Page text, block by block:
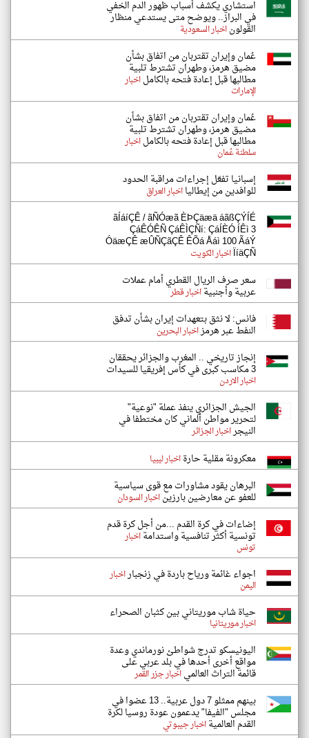
استشاري يكشف أسباب ظهور الدم الخفي
في البراز.. ويوضح متى يستدعي منظار
القولوناخبار السعودية
عُمان وإيران تقتربان من اتفاق بشأن
مضيق هرمز، وطهران تشترط تلبية
مطالبها قبل إعادة فتحه بالكاملاخبار
الإمارات
عُمان وإيران تقتربان من اتفاق بشأن
مضيق هرمز، وطهران تشترط تلبية
مطالبها قبل إعادة فتحه بالكاملاخبار
سلطنة عُمان
إسبانيا تفعّل إجراءات مراقبة الحدود
للوافدين من إيطاليااخبار العراق
ãÍáíÇÊ / ãÑÓæã ÈÞÇäæä áãßÇÝÍÉ
ÇáÊÓÊÑ ÇáÊÌÇÑí: ÇáÍÈÓ ÍÊì 3
ÓäæÇÊ æÛÑÇãÇÊ ÊÕá Åáì 100 ÃáÝ
ÏíäÇÑاخبار الكويت
سعر صرف الريال القطري أمام عملات
عربية وأجنبيةاخبار قطر
فانس: لا نثق بتعهدات إيران بشأن تدفق
النفط عبر هرمزاخبار البحرين
إنجاز تاريخي .. المغرب والجزائر يحققان
3 مكاسب كبرى في كأس إفريقيا للسيدات
اخبار الاردن
الجيش الجزائري ينفذ عملة "نوعية"
لتحرير مواطن ألماني كان مختطفا في
النيجراخبار الجزائر
معكرونة مقلية حارةاخبار ليبيا
البرهان يقود مشاورات مع قوى سياسية
للعفو عن معارضين بارزيناخبار السودان
إضاءات في كرة القدم ...من أجل كرة قدم
تونسية أكثر تنافسية واستدامةاخبار
تونس
اجواء غائمة ورياح باردة في زنجباراخبار
اليمن
حياة شاب موريتاني بين كثبان الصحراء
اخبار موريتانيا
اليونيسكو تدرج شواطئ نورماندي وعدة
مواقع أخرى أحدها في بلد عربي على
قائمة التراث العالمياخبار جزر القمر
بينهم ممثلو 7 دول عربية.. 13 عضوا في
مجلس "الفيفا" يدعمون عودة روسيا لكرة
القدم العالميةاخبار جيبوتي